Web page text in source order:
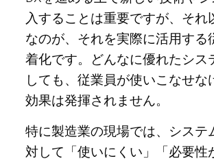
入することは重要ですが、それ
なのが、それを実際に活用する
着化です。どんなに優れたシス
しても、従業員が使いこなせな
効果は発揮されません。
特に製造業の現場では、システ
対して「使いにくい」「必要性